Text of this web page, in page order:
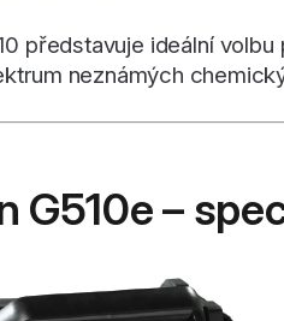
představuje ideální
neznámých
G510e –